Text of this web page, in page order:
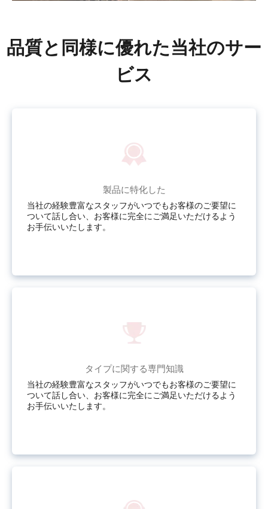
品質と同様に優れた当社のサー
ビス
製品に特化した
当社の経験豊富なスタッフがいつでもお客様のご要望に
ついて話し合い、お客様に完全にご満足いただけるよう
お手伝いいたします。
タイプに関する専門知識
当社の経験豊富なスタッフがいつでもお客様のご要望に
ついて話し合い、お客様に完全にご満足いただけるよう
お手伝いいたします。